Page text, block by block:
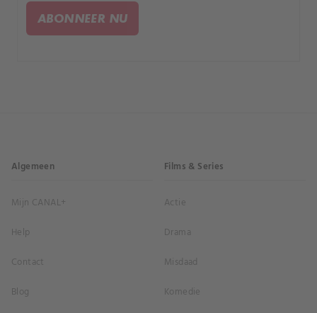
zijn.ABONNEER NU
Algemeen
Mijn CANAL+
Help
Contact
Blog
Films & Series
Actie
Drama
Misdaad
Komedie